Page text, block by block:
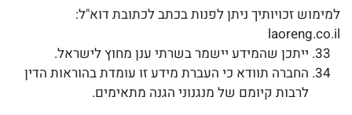
למימוש זכויותיך ניתן לפנות בכתב לכתובת דוא"ל:
laoreng.co.il
ייתכן שהמידע יישמר בשרתי ענן מחוץ לישראל.
החברה תוודא כי העברת מידע זו עומדת בהוראות הדין
לרבות קיומם של מנגנוני הגנה מתאימים.